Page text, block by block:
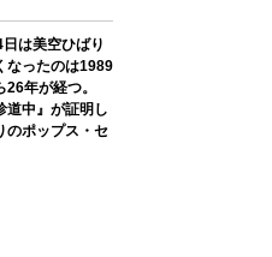
は美空ひばり
なったのは1989
年が経つ。
道中』が証明し
のポップス・セ